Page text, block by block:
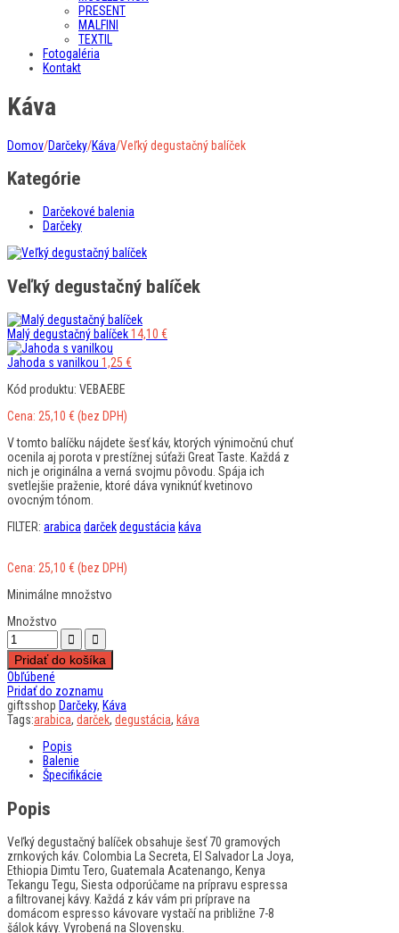
PRESENT
MALFINI
TEXTIL
Fotogaléria
Kontakt
Káva
Domov/Darčeky/Káva/Veľký degustačný balíček
Kategórie
Darčekové balenia
Darčeky
Veľký degustačný balíček
Malý degustačný balíček14,10 €
Jahoda s vanilkou 1,25 €
Kód produktu: VEBAEBE
Cena: 25,10 €(bez DPH)
V tomto balíčku nájdete šesť káv, ktorých výnimočnú chuť
ocenila aj porota v prestížnej súťaži Great Taste. Každá z
nich je originálna a verná svojmu pôvodu. Spája ich
svetlejšie praženie, ktoré dáva vyniknúť kvetinovo
ovocným tónom.
FILTER: arabica darčekdegustácia káva
Cena: 25,10 €(bez DPH)
Minimálne množstvo
Množstvo
Pridať do košíka
Obľúbené
Pridať do zoznamu
giftsshop Darčeky, Káva
Tags:arabica, darček, degustácia, káva
Popis
Balenie
Špecifikácie
Popis
Veľký degustačný balíček obsahuje šesť 70 gramových
zrnkových káv. Colombia La Secreta, El Salvador La Joya,
Ethiopia Dimtu Tero, Guatemala Acatenango, Kenya
Tekangu Tegu, Siesta odporúčame na prípravu espressa
a filtrovanej kávy. Každá z káv vám pri príprave na
domácom espresso kávovare vystačí na približne 7-8
šálok kávy. Vyrobená na Slovensku.